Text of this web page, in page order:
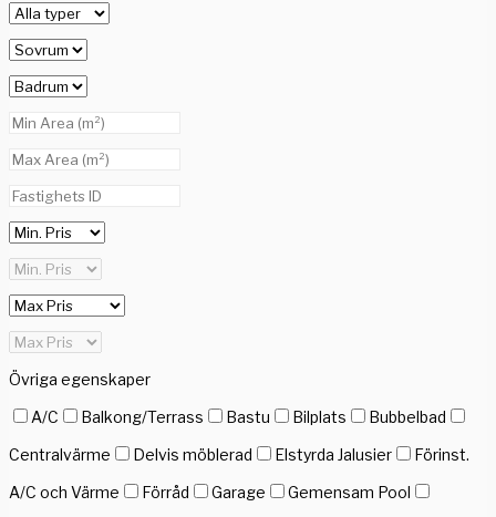
Övriga egenskaper
A/C
Balkong/Terrass Bastu Bilplats
Bubbelbad
Centralvärme
Delvis möblerad Elstyrda Jalusier
Förinst.
A/C och Värme
Förråd Garage
Gemensam Pool